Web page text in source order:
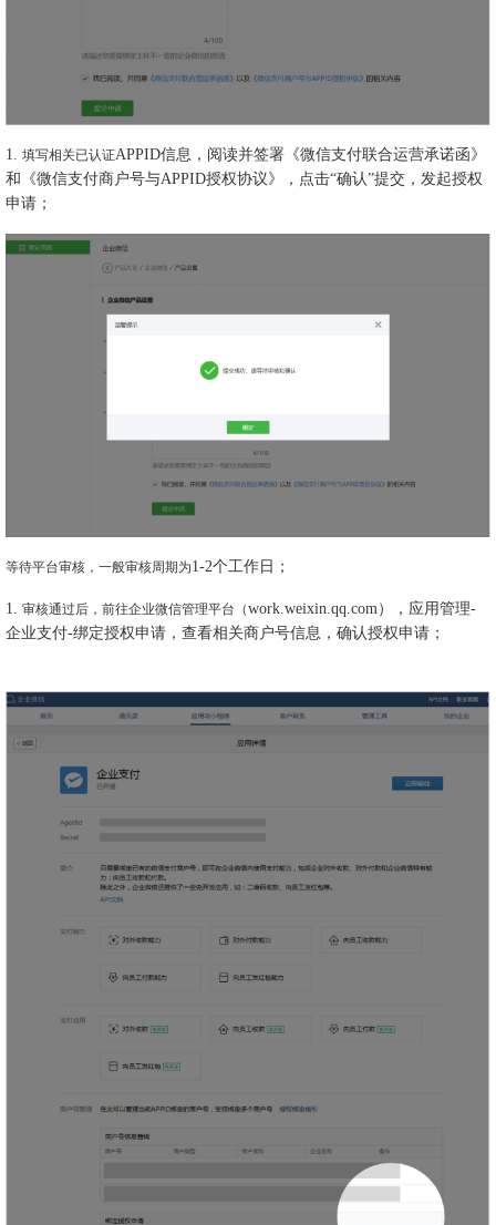
1. 填写相关已认证APPID信息，阅读并签署《微信支付联合运营承诺函》
和《微信支付商户号与APPID授权协议》，点击“确认”提交，发起授权
申请；
等待平台审核，一般审核周期为1-2个工作日；
1. 审核通过后，前往企业微信管理平台（work.weixin.qq.com），应用管理-
企业支付-绑定授权申请，查看相关商户号信息，确认授权申请；